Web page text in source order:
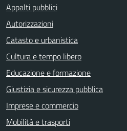
Appalti pubblici
Autorizzazioni
Catasto e urbanistica
Cultura e tempo libero
Educazione e formazione
Giustizia e sicurezza pubblica
Imprese e commercio
Mobilità e trasporti